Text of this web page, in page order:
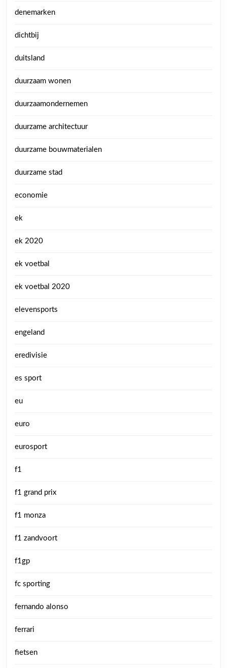
denemarken
dichtbij
duitsland
duurzaam wonen
duurzaamondernemen
duurzame architectuur
duurzame bouwmaterialen
duurzame stad
economie
ek
ek 2020
ek voetbal
ek voetbal 2020
elevensports
engeland
eredivisie
es sport
eu
euro
eurosport
f1
f1 grand prix
f1 monza
f1 zandvoort
f1gp
fc sporting
fernando alonso
ferrari
fietsen